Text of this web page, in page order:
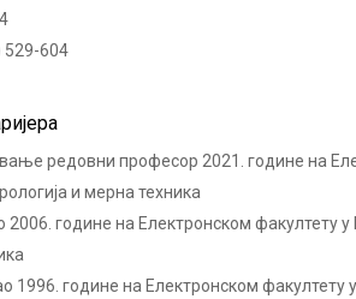
529-604
редовни професор 2021. године на
и мерна техника
2006. године на Електронском факултету
1996. године на Електронском факултету